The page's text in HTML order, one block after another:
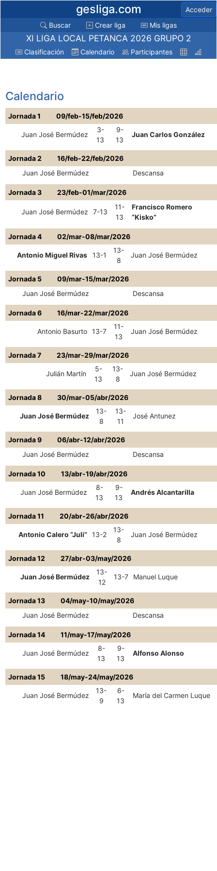
gesliga.com
Acceder
Buscar
Crear liga Mis ligas
XI LIGA LOCAL PETANCA 2026 GRUPO 2
Clasificación Calendario Participantes
Calendario
Jornada 1 09/feb-15/feb/2026
Juan José Bermúdez
3-
13
9-
13
Juan Carlos González
Jornada 2
16/feb-22/feb/2026
Juan José Bermúdez
Descansa
Jornada 3 23/feb-01/mar/2026
Juan José Bermúdez 7-13
11-
13
Francisco Romero
“Kisko”
Jornada 4 02/mar-08/mar/2026
Antonio Miguel Rivas 13-1
13-
8
Juan José Bermúdez
Jornada 5
09/mar-15/mar/2026
Juan José Bermúdez
Descansa
Jornada 6 16/mar-22/mar/2026
Antonio Basurto 13-7
11-
13
Juan José Bermúdez
Jornada 7 23/mar-29/mar/2026
Julián Martín
5-
13
13-
8
Juan José Bermúdez
Jornada 8 30/mar-05/abr/2026
Juan José Bermúdez
13-
8
13-
11
José Antunez
Jornada 9
06/abr-12/abr/2026
Juan José Bermúdez
Descansa
Jornada 10 13/abr-19/abr/2026
Juan José Bermúdez
8-
13
9-
13
Andrés Alcantarilla
Jornada 11 20/abr-26/abr/2026
Antonio Calero “Juli” 13-2
13-
8
Juan José Bermúdez
Jornada 12 27/abr-03/may/2026
Juan José Bermúdez
13-
12
13-7 Manuel Luque
Jornada 13
04/may-10/may/2026
Juan José Bermúdez
Descansa
Jornada 14 11/may-17/may/2026
Juan José Bermúdez
8-
13
9-
13
Alfonso Alonso
Jornada 15 18/may-24/may/2026
Juan José Bermúdez
13-
9
6-
13
María del Carmen Luque